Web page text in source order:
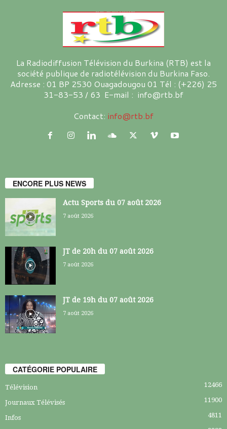
La Radiodiffusion Télévision du Burkina (RTB) est la
société publique de radiotélévision du Burkina Faso.
Adresse : 01 BP 2530 Ouagadougou 01 Tél : (+226) 25
31-83-53 / 63 E-mail : info@rtb.bf
Contact: info@rtb.bf
ENCORE PLUS NEWS
Actu Sports du 07 août 2026
7 août 2026
JT de 20h du 07 août 2026
7 août 2026
JT de 19h du 07 août 2026
7 août 2026
CATÉGORIE POPULAIRE
Télévision 12466
Journaux Télévisés 11900
Infos 4811